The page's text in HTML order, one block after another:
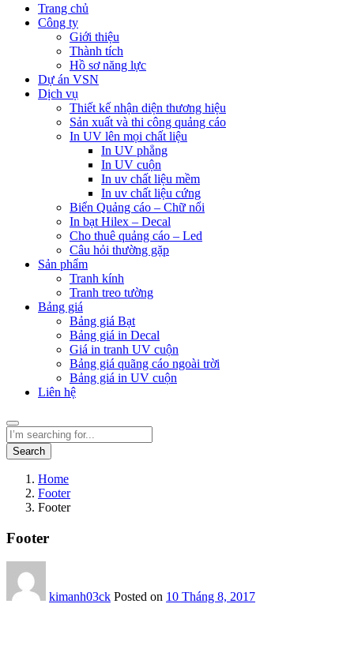
Trang chủ
Công ty
Giới thiệu
Thành tích
Hồ sơ năng lực
Dự án VSN
Dịch vụ
Thiết kế nhận diện thương hiệu
Sản xuất và thi công quảng cáo
In UV lên mọi chất liệu
In UV phẳng
In UV cuộn
In uv chất liệu mềm
In uv chất liệu cứng
Biển Quảng cáo – Chữ nổi
In bạt Hilex – Decal
Cho thuê quảng cáo – Led
Câu hỏi thường gặp
Sản phẩm
Tranh kính
Tranh treo tường
Bảng giá
Bảng giá Bạt
Bảng giá in Decal
Giá in tranh UV cuộn
Bảng giá quãng cáo ngoài trời
Bảng giá in UV cuộn
Liên hệ
Search
Home
Footer
Footer
Footer
kimanh03ck Posted on 10 Tháng 8, 2017